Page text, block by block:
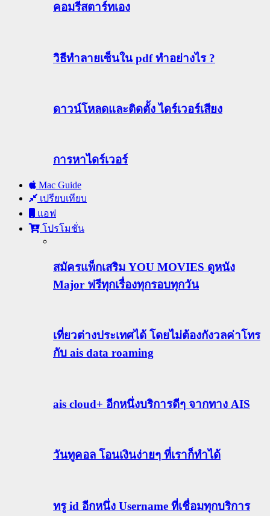
คอมรีสตาร์ทเอง
วิธีทําลายเซ็นใน pdf ทำอย่างไร ?
ดาวน์โหลดและติดตั้ง ไดร์เวอร์เสียง
การหาไดร์เวอร์
Mac Guide
เปรียบเทียบ
แอฟ
โปรโมชั่น
สมัครแพ็กเสริม YOU MOVIES ดูหนัง
Major ฟรีทุกเรื่องทุกรอบทุกวัน
เที่ยวต่างประเทศได้ โดยไม่ต้องกังวลค่าโทร
กับ ais data roaming
ais cloud+ อีกหนึ่งบริการดีๆ จากทาง AIS
วันทูคอล โอนเงินง่ายๆ ที่เราก็ทำได้
ทรู id อีกหนึ่ง Username ที่เชื่อมทุกบริการ